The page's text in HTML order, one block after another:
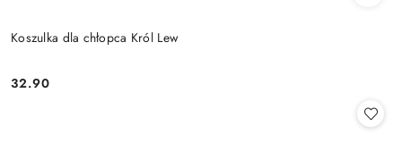
Koszulka dla chłopca Król Lew
Cena:
32.90